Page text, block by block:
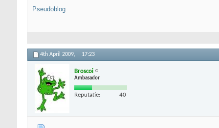
Pseudoblog
4th April 2009, 17:23
Broscoi
Ambasador
Reputatie: 40